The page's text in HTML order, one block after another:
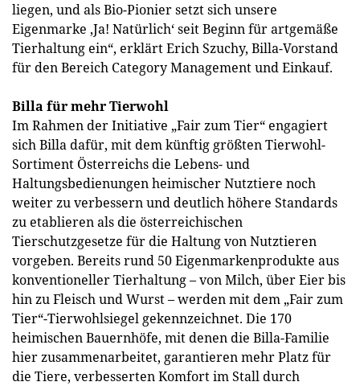
liegen, und als Bio-Pionier setzt sich unsere
Eigenmarke ‚Ja! Natürlich‘ seit Beginn für artgemäße
Tierhaltung ein“, erklärt Erich Szuchy, Billa-Vorstand
für den Bereich Category Management und Einkauf.
Billa für mehr Tierwohl
Im Rahmen der Initiative „Fair zum Tier“ engagiert
sich Billa dafür, mit dem künftig größten Tierwohl-
Sortiment Österreichs die Lebens- und
Haltungsbedienungen heimischer Nutztiere noch
weiter zu verbessern und deutlich höhere Standards
zu etablieren als die österreichischen
Tierschutzgesetze für die Haltung von Nutztieren
vorgeben. Bereits rund 50 Eigenmarkenprodukte aus
konventioneller Tierhaltung – von Milch, über Eier bis
hin zu Fleisch und Wurst – werden mit dem „Fair zum
Tier“-Tierwohlsiegel gekennzeichnet. Die 170
heimischen Bauernhöfe, mit denen die Billa-Familie
hier zusammenarbeitet, garantieren mehr Platz für
die Tiere, verbesserten Komfort im Stall durch